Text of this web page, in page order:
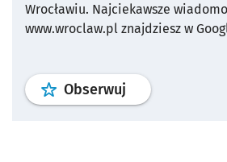
Wrocławiu. Najciekawsze
www.wroclaw.pl znajdziesz w
Obserwuj profil